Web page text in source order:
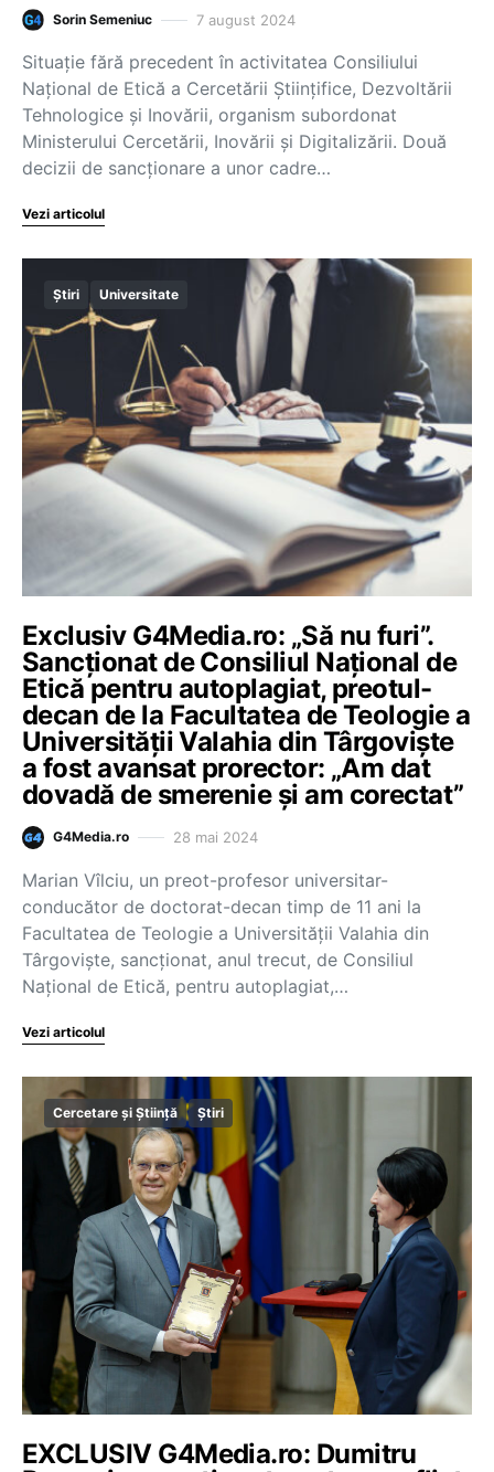
Sorin Semeniuc 7 august 2024
Situație fără precedent în activitatea Consiliului
Național de Etică a Cercetării Ştiinţifice, Dezvoltării
Tehnologice şi Inovării, organism subordonat
Ministerului Cercetării, Inovării și Digitalizării. Două
decizii de sancționare a unor cadre…
Vezi articolul
Știri Universitate
Exclusiv G4Media.ro: „Să nu furi”.
Sancționat de Consiliul Național de
Etică pentru autoplagiat, preotul-
decan de la Facultatea de Teologie a
Universității Valahia din Târgoviște
a fost avansat prorector: „Am dat
dovadă de smerenie și am corectat”
G4Media.ro 28 mai 2024
Marian Vîlciu, un preot-profesor universitar-
conducător de doctorat-decan timp de 11 ani la
Facultatea de Teologie a Universității Valahia din
Târgoviște, sancționat, anul trecut, de Consiliul
Național de Etică, pentru autoplagiat,…
Vezi articolul
Cercetare și Știință Știri
EXCLUSIV G4Media.ro: Dumitru